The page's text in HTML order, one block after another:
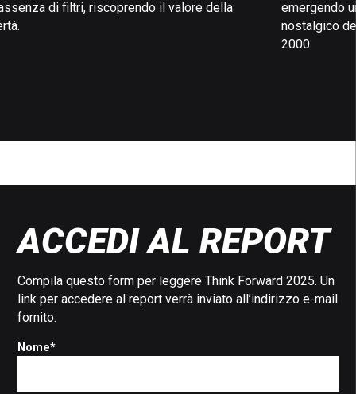
di filtri, riscoprendo il valore della
emergendo
nostalgico
2000.
ACCEDI AL REPORT
Compila questo form per leggere Think Forward 2025. Un
link per accedere al report verrà inviato all’indirizzo e-mail
fornito.
Nome*